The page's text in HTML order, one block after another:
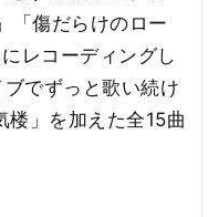
「傷だらけのロー
レコーディングし
でずっと歌い続け
」を加えた全15曲